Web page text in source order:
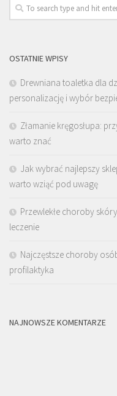
OSTATNIE WPISY
Drewniana toaletka dla
personalizację i wybór
Złamanie kręgosłupa:
warto znać
Jak wybrać najlepszy
warto wziąć pod uwagę
Przewlekłe choroby
leczenie
Najczęstsze choroby
profilaktyka
NAJNOWSZE KOMENTARZE